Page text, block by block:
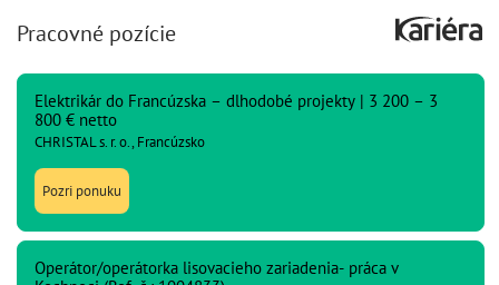
Pracovné pozície
Elektrikár do Francúzska – dlhodobé projekty | 3 200 – 3
800 € netto
CHRISTAL s. r. o., Francúzsko
Pozri ponuku
Operátor/operátorka lisovacieho zariadenia- práca v